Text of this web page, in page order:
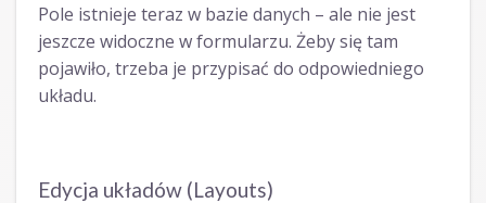
Pole istnieje teraz w bazie danych – ale nie jest
jeszcze widoczne w formularzu. Żeby się tam
pojawiło, trzeba je przypisać do odpowiedniego
układu.
Edycja układów (Layouts)